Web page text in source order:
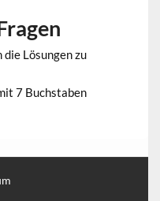
Lösungen zu
7 Buchstaben